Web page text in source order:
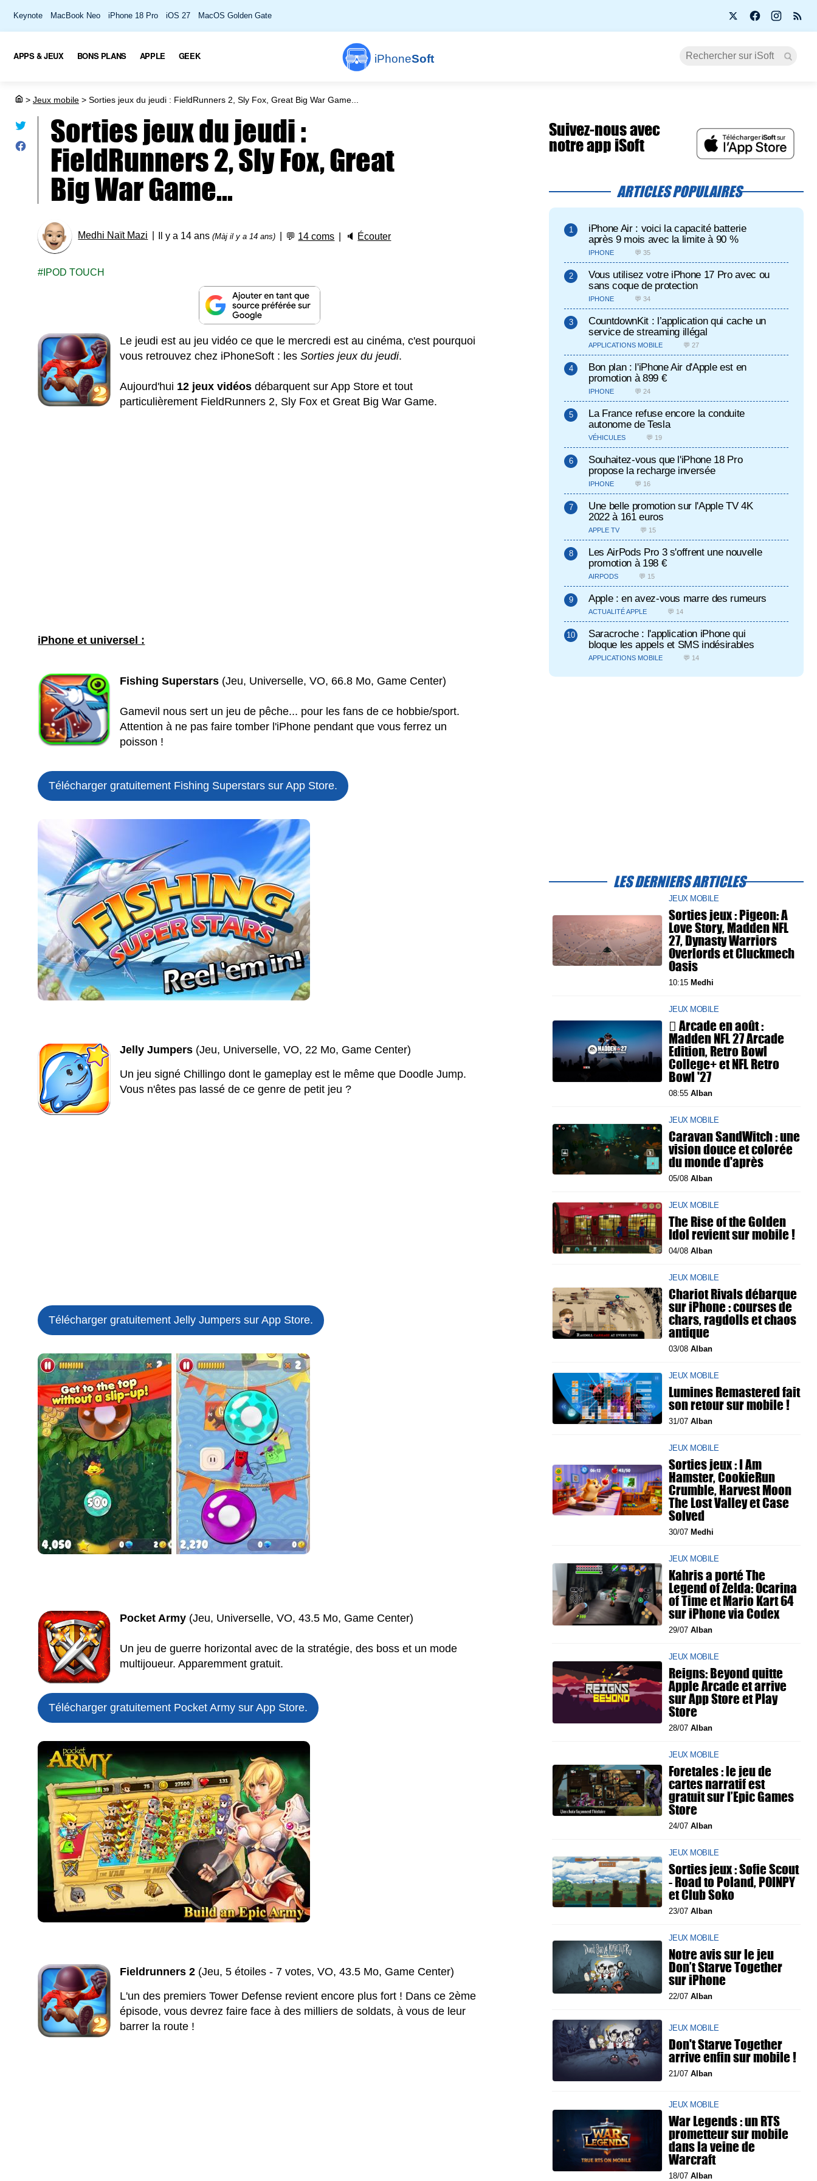
Keynote MacBook Neo iPhone 18 Pro iOS 27 MacOS Golden Gate
iPhoneSoft
APPS & JEUX BONS PLANS APPLE GEEK
> Jeux mobile > Sorties jeux du jeudi : FieldRunners 2, Sly Fox, Great Big War Game...
Sorties jeux du jeudi :
FieldRunners 2, Sly Fox, Great
Big War Game...
Medhi Naït Mazi Il y a 14 ans(Màj il y a 14 ans) 💬 14 coms 🔈 Écouter
IPOD TOUCH
Le jeudi est au jeu vidéo ce que le mercredi est au cinéma, c'est pourquoi
vous retrouvez chez iPhoneSoft : lesSorties jeux du jeudi.
Aujourd'hui 12 jeux vidéos débarquent sur App Store et tout
particulièrement FieldRunners 2, Sly Fox et Great Big War Game.
iPhone et universel :
Fishing Superstars (Jeu, Universelle, VO, 66.8 Mo, Game Center)
Gamevil nous sert un jeu de pêche... pour les fans de ce hobbie/sport.
Attention à ne pas faire tomber l'iPhone pendant que vous ferrez un
poisson !
Télécharger gratuitement Fishing Superstars sur App Store.
Jelly Jumpers (Jeu, Universelle, VO, 22 Mo, Game Center)
Un jeu signé Chillingo dont le gameplay est le même que Doodle Jump.
Vous n'êtes pas lassé de ce genre de petit jeu ?
Télécharger gratuitement Jelly Jumpers sur App Store.
Pocket Army (Jeu, Universelle, VO, 43.5 Mo, Game Center)
Un jeu de guerre horizontal avec de la stratégie, des boss et un mode
multijoueur. Apparemment gratuit.
Télécharger gratuitement Pocket Army sur App Store.
Fieldrunners 2 (Jeu, 5 étoiles - 7 votes, VO, 43.5 Mo, Game Center)
L'un des premiers Tower Defense revient encore plus fort ! Dans ce 2ème
épisode, vous devrez faire face à des milliers de soldats, à vous de leur
barrer la route !
Suivez-nous avec
notre app iSoft
ARTICLES POPULAIRES
iPhone Air : voici la capacité batterie
après 9 mois avec la limite à 90 %
IPHONE 💬 35
Vous utilisez votre iPhone 17 Pro avec ou
sans coque de protection
IPHONE 💬 34
CountdownKit : l’application qui cache un
service de streaming illégal
APPLICATIONS MOBILE 💬 27
Bon plan : l'iPhone Air d'Apple est en
promotion à 899 €
IPHONE 💬 24
La France refuse encore la conduite
autonome de Tesla
VÉHICULES 💬 19
Souhaitez-vous que l'iPhone 18 Pro
propose la recharge inversée
IPHONE 💬 16
Une belle promotion sur l'Apple TV 4K
2022 à 161 euros
APPLE TV 💬 15
Les AirPods Pro 3 s'offrent une nouvelle
promotion à 198 €
AIRPODS 💬 15
Apple : en avez-vous marre des rumeurs
ACTUALITÉ APPLE 💬 14
Saracroche : l'application iPhone qui
bloque les appels et SMS indésirables
APPLICATIONS MOBILE 💬 14
LES DERNIERS ARTICLES
JEUX MOBILE
Sorties jeux : Pigeon: A
Love Story, Madden NFL
27, Dynasty Warriors
Overlords et Cluckmech
Oasis
10:15 Medhi
JEUX MOBILE
 Arcade en août :
Madden NFL 27 Arcade
Edition, Retro Bowl
College+ et NFL Retro
Bowl '27
08:55 Alban
JEUX MOBILE
Caravan SandWitch : une
vision douce et colorée
du monde d'après
05/08 Alban
JEUX MOBILE
The Rise of the Golden
Idol revient sur mobile !
04/08 Alban
JEUX MOBILE
Chariot Rivals débarque
sur iPhone : courses de
chars, ragdolls et chaos
antique
03/08 Alban
JEUX MOBILE
Lumines Remastered fait
son retour sur mobile !
31/07 Alban
JEUX MOBILE
Sorties jeux : I Am
Hamster, CookieRun
Crumble, Harvest Moon
The Lost Valley et Case
Solved
30/07 Medhi
JEUX MOBILE
Kahris a porté The
Legend of Zelda: Ocarina
of Time et Mario Kart 64
sur iPhone via Codex
29/07 Alban
JEUX MOBILE
Reigns: Beyond quitte
Apple Arcade et arrive
sur App Store et Play
Store
28/07 Alban
JEUX MOBILE
Foretales : le jeu de
cartes narratif est
gratuit sur l’Epic Games
Store
24/07 Alban
JEUX MOBILE
Sorties jeux : Sofie Scout
- Road to Poland, POINPY
et Club Soko
23/07 Alban
JEUX MOBILE
Notre avis sur le jeu
Don’t Starve Together
sur iPhone
22/07 Alban
JEUX MOBILE
Don't Starve Together
arrive enfin sur mobile !
21/07 Alban
JEUX MOBILE
War Legends : un RTS
prometteur sur mobile
dans la veine de
Warcraft
18/07 Alban